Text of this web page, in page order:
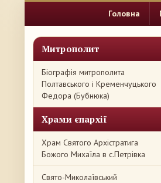
Головна
Митрополит
Біографія митрополита
Полтавського і Кременчуцького
Федора (Бубнюка)
Храми єпархії
Храм Святого Архістратига
Божого Михаїла в с.Петрівка
Свято-Миколаївський